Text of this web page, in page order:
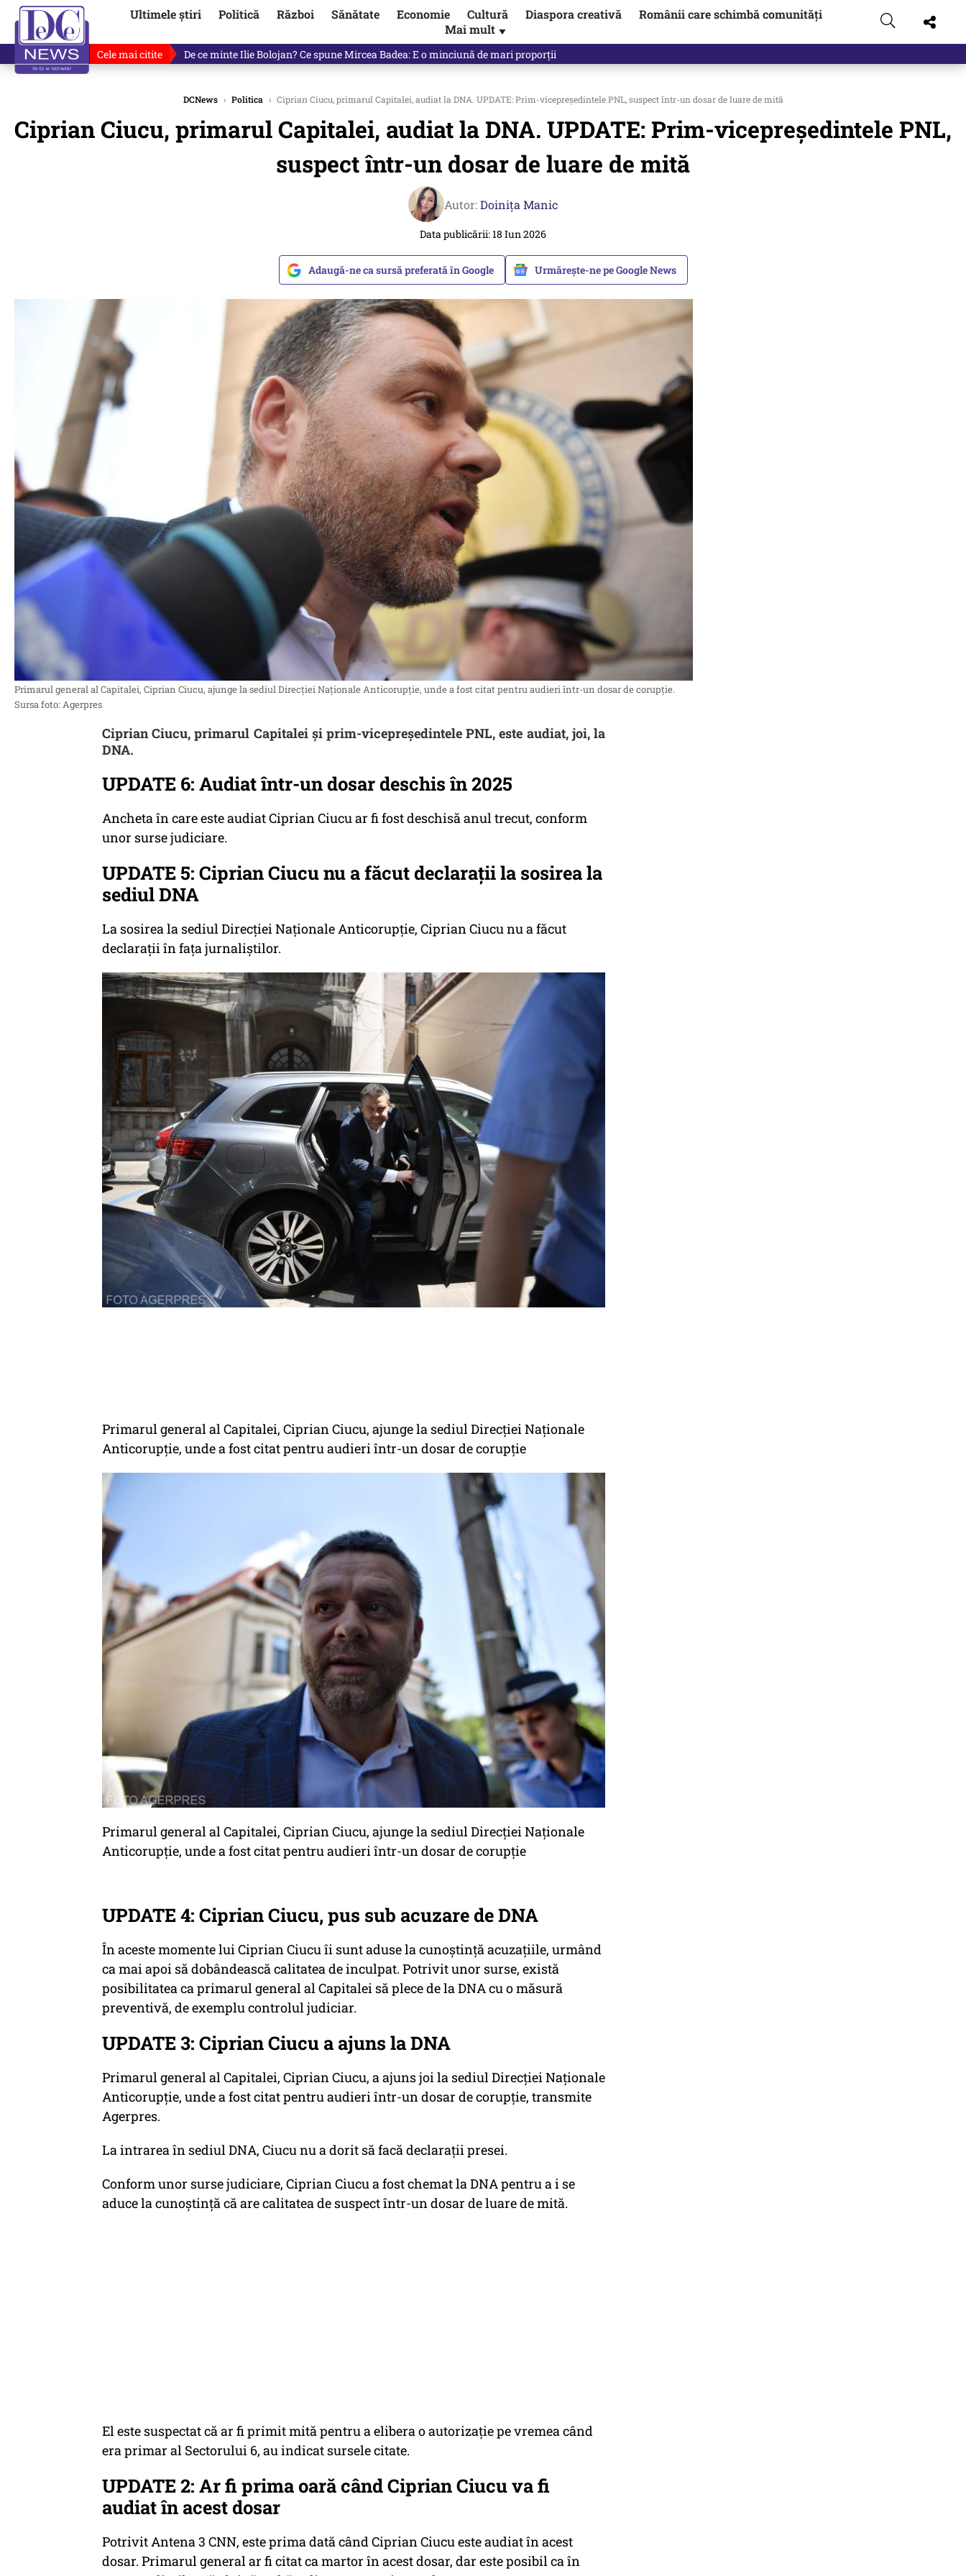
Ultimele știri Politică Război Sănătate Economie Cultură Diaspora creativă
Românii care schimbă comunități
Mai mult ▼
Cele mai citite De ce a mințit Ilie Bolojan? Victor Ponta ne dă răspunsul
DCNews › Politica › Ciprian Ciucu, primarul Capitalei, audiat la DNA. UPDATE: Prim-vicepreședintele PNL, suspect într-un dosar de luare de mită
Ciprian Ciucu, primarul Capitalei, audiat la DNA. UPDATE: Prim-vicepreședintele PNL,
suspect într-un dosar de luare de mită
Autor:Doinița Manic
Data publicării: 18 Iun 2026
Adaugă-ne ca sursă preferată în Google Urmărește-ne pe Google News
Primarul general al Capitalei, Ciprian Ciucu, ajunge la sediul Direcției Naționale Anticorupție, unde a fost citat pentru audieri într-un dosar de corupție.
Sursa foto: Agerpres
Ciprian Ciucu, primarul Capitalei și prim-vicepreședintele PNL, este audiat, joi, la
DNA.
UPDATE 6: Audiat într-un dosar deschis în 2025
Ancheta în care este audiat Ciprian Ciucu ar fi fost deschisă anul trecut, conform
unor surse judiciare.
UPDATE 5: Ciprian Ciucu nu a făcut declarații la sosirea la
sediul DNA
La sosirea la sediul Direcției Naționale Anticorupție, Ciprian Ciucu nu a făcut
declarații în fața jurnaliștilor.
Primarul general al Capitalei, Ciprian Ciucu, ajunge la sediul Direcției Naționale
Anticorupție, unde a fost citat pentru audieri într-un dosar de corupție
Primarul general al Capitalei, Ciprian Ciucu, ajunge la sediul Direcției Naționale
Anticorupție, unde a fost citat pentru audieri într-un dosar de corupție
UPDATE 4: Ciprian Ciucu, pus sub acuzare de DNA
În aceste momente lui Ciprian Ciucu îi sunt aduse la cunoștință acuzațiile, urmând
ca mai apoi să dobândească calitatea de inculpat. Potrivit unor surse, există
posibilitatea ca primarul general al Capitalei să plece de la DNA cu o măsură
preventivă, de exemplu controlul judiciar.
UPDATE 3: Ciprian Ciucu a ajuns la DNA
Primarul general al Capitalei, Ciprian Ciucu, a ajuns joi la sediul Direcţiei Naţionale
Anticorupţie, unde a fost citat pentru audieri într-un dosar de corupţie, transmite
Agerpres.
La intrarea în sediul DNA, Ciucu nu a dorit să facă declaraţii presei.
Conform unor surse judiciare, Ciprian Ciucu a fost chemat la DNA pentru a i se
aduce la cunoştinţă că are calitatea de suspect într-un dosar de luare de mită.
El este suspectat că ar fi primit mită pentru a elibera o autorizaţie pe vremea când
era primar al Sectorului 6, au indicat sursele citate.
UPDATE 2: Ar fi prima oară când Ciprian Ciucu va fi
audiat în acest dosar
Potrivit Antena 3 CNN, este prima dată când Ciprian Ciucu este audiat în acest
dosar. Primarul general ar fi citat ca martor în acest dosar, dar este posibil ca în